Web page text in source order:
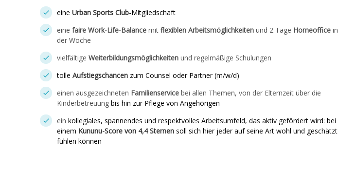
eine Urban Sports Club-Mitgliedschaft
eine faire Work-Life-Balance mit flexiblen Arbeitsmöglichkeiten und 2 Tage Homeoffice in
der Woche
vielfältige Weiterbildungsmöglichkeiten und regelmäßige Schulungen
tolle Aufstiegschancen zum Counsel oder Partner (m/w/d)
einen ausgezeichneten Familienservice bei allen Themen, von der Elternzeit über die
Kinderbetreuung bis hin zur Pflege von Angehörigen
ein kollegiales, spannendes und respektvolles Arbeitsumfeld, das aktiv gefördert wird: bei
einem Kununu-Score von 4,4 Sternen soll sich hier jeder auf seine Art wohl und geschätzt
fühlen können